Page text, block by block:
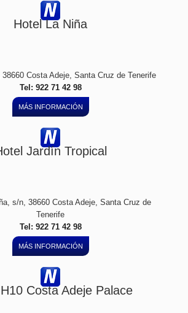
Hotel La Niña
Costa Adeje, Santa Cruz de Tenerife
Tel: 922 71 42 98
MÁS INFORMACIÓN
Jardín Tropical
s/n, 38660 Costa Adeje, Santa Cruz de
Tenerife
Tel: 922 71 42 98
MÁS INFORMACIÓN
Costa Adeje Palace